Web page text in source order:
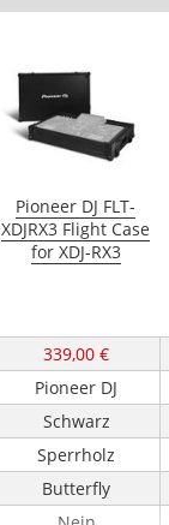
Pioneer DJ FLT-
XDJRX3 Flight Case
for XDJ-RX3
339,00 €
Pioneer DJ
Schwarz
Sperrholz
Butterfly